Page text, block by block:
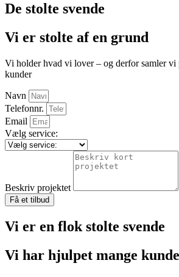
De stolte svende
Vi er stolte af en grund
Vi holder hvad vi lover – og derfor samler vi
kunder
Navn
Telefonnr.
Email
Vælg service:
Beskriv projektet
Få et tilbud
Vi er en flok stolte svende
Vi har hjulpet mange